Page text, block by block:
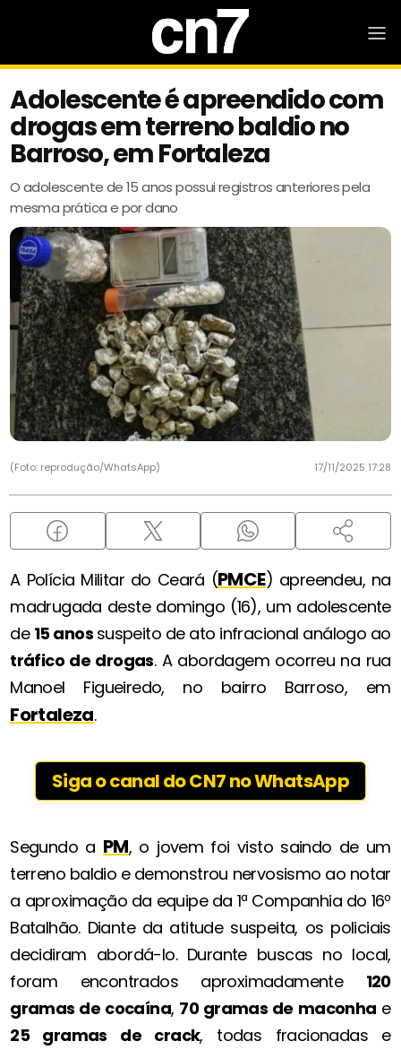
Adolescente é apreendido com
drogas em terreno baldio no
Barroso, em Fortaleza
O adolescente de 15 anos possui registros anteriores pela
mesma prática e por dano
(Foto: reprodução/WhatsApp) 17/11/2025 17:28
A Polícia Militar do Ceará (PMCE) apreendeu, na
madrugada deste domingo (16), um adolescente
de 15 anos suspeito de ato infracional análogo ao
tráfico de drogas. A abordagem ocorreu na rua
Manoel Figueiredo, no bairro Barroso, em
Fortaleza.
Siga o canal do CN7 no WhatsApp
Segundo a PM, o jovem foi visto saindo de um
terreno baldio e demonstrou nervosismo ao notar
a aproximação da equipe da 1ª Companhia do 16º
Batalhão. Diante da atitude suspeita, os policiais
decidiram abordá-lo. Durante buscas no local,
foram encontrados aproximadamente 120
gramas de cocaína, 70 gramas de maconha e
25 gramas de crack, todas fracionadas e